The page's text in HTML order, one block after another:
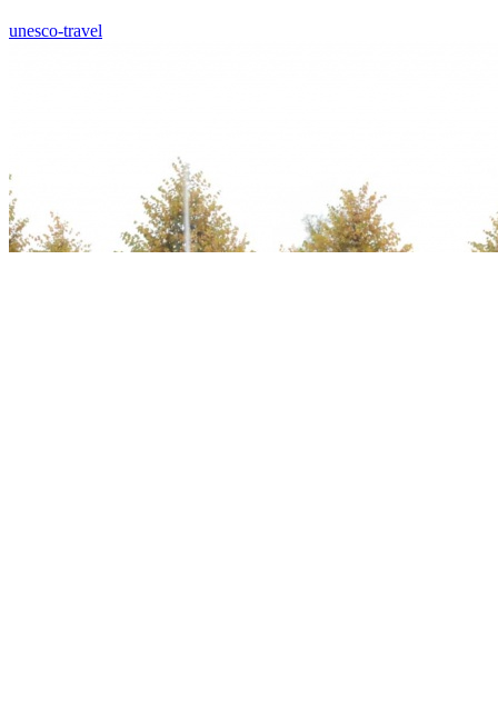
unesco-travel